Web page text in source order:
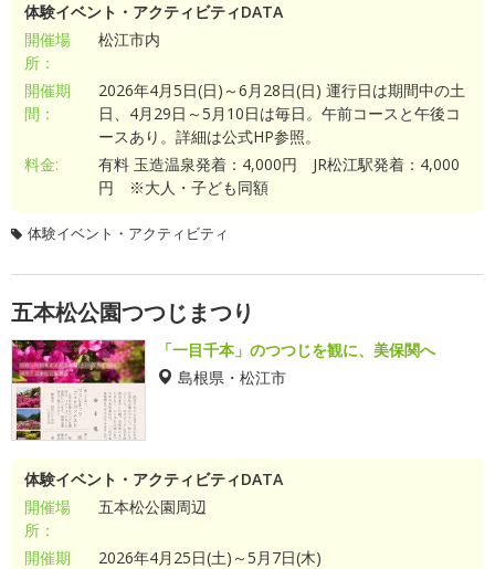
体験イベント・アクティビティDATA
開催場
所：
松江市内
開催期
間：
2026年4月5日(日)～6月28日(日) 運行日は期間中の土
日、4月29日～5月10日は毎日。午前コースと午後コ
ースあり。詳細は公式HP参照。
料金:
有料 玉造温泉発着：4,000円 JR松江駅発着：4,000
円 ※大人・子ども同額
体験イベント・アクティビティ
五本松公園つつじまつり
「一目千本」のつつじを観に、美保関へ
島根県・松江市
体験イベント・アクティビティDATA
開催場
所：
五本松公園周辺
開催期
2026年4月25日(土)～5月7日(木)